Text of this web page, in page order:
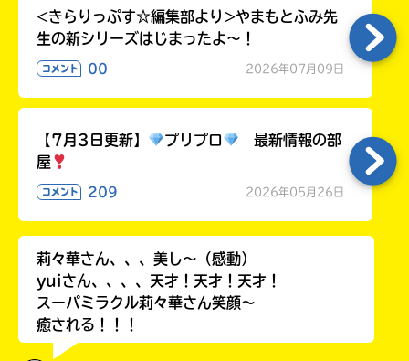
<きらりっぷす☆編集部より>やまもとふみ先
生の新シリーズはじまったよ～！
コメント 00 2026年07月09日
【7月3日更新】 プリプロ
最新情報の部
屋
コメント 209 2026年05月26日
莉々華さん、、、美し〜（感動）
yuiさん、、、、天才！天才！天才！
スーパミラクル莉々華さん笑顔〜
癒される！！！
い
え
確
て
ね